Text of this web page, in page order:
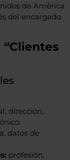
de América
del encargado
dirección,
datos de
profesión,